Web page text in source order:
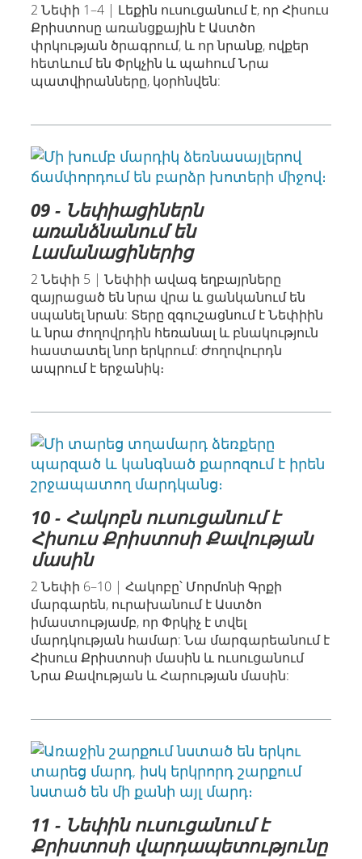
2 Նեփի 1–4 | Լեքին ուսուցանում է, որ Հիսուս
Քրիստոսը առանցքային է Աստծո
փրկության ծրագրում, և որ նրանք, ովքեր
հետևում են Փրկչին և պահում Նրա
պատվիրանները, կօրհնվեն:
09 - Նեփիացիներն
առանձնանում են
Լամանացիներից
2 Նեփի 5 | Նեփիի ավագ եղբայրները
զայրացած են նրա վրա և ցանկանում են
սպանել նրան: Տերը զգուշացնում է Նեփիին
և նրա ժողովրդին հեռանալ և բնակություն
հաստատել նոր երկրում: Ժողովուրդն
ապրում է երջանիկ։
10 - Հակոբն ուսուցանում է
Հիսուս Քրիստոսի Քավության
մասին
2 Նեփի 6–10 | Հակոբը՝ Մորմոնի Գրքի
մարգարեն, ուրախանում է Աստծո
իմաստությամբ, որ Փրկիչ է տվել
մարդկության համար: Նա մարգարեանում է
Հիսուս Քրիստոսի մասին և ուսուցանում
Նրա Քավության և Հարության մասին:
11 - Նեփին ուսուցանում է
Քրիստոսի վարդապետությունը